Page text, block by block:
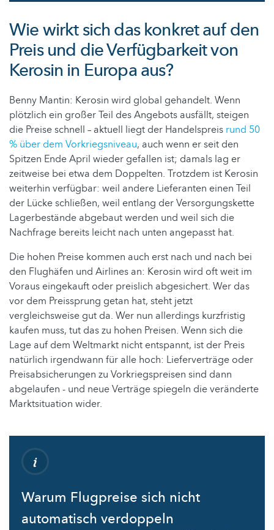
Wie wirkt sich das konkret auf den
Preis und die Verfügbarkeit von
Kerosin in Europa aus?
Benny Mantin: Kerosin wird global gehandelt. Wenn
plötzlich ein großer Teil des Angebots ausfällt, steigen
die Preise schnell – aktuell liegt der Handelspreis rund 50
% über dem Vorkriegsniveau, auch wenn er seit den
Spitzen Ende April wieder gefallen ist; damals lag er
zeitweise bei etwa dem Doppelten. Trotzdem ist Kerosin
weiterhin verfügbar: weil andere Lieferanten einen Teil
der Lücke schließen, weil entlang der Versorgungskette
Lagerbestände abgebaut werden und weil sich die
Nachfrage bereits leicht nach unten angepasst hat.
Die hohen Preise kommen auch erst nach und nach bei
den Flughäfen und Airlines an: Kerosin wird oft weit im
Voraus eingekauft oder preislich abgesichert. Wer das
vor dem Preissprung getan hat, steht jetzt
vergleichsweise gut da. Wer nun allerdings kurzfristig
kaufen muss, tut das zu hohen Preisen. Wenn sich die
Lage auf dem Weltmarkt nicht entspannt, ist der Preis
natürlich irgendwann für alle hoch: Lieferverträge oder
Preisabsicherungen zu Vorkriegspreisen sind dann
abgelaufen - und neue Verträge spiegeln die veränderte
Marktsituation wider.
Warum Flugpreise sich nicht
automatisch verdoppeln